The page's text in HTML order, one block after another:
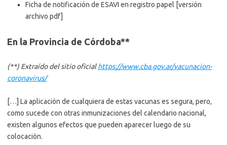
Ficha de notificación de ESAVI en registro papel [versión
archivo pdf]
En la Provincia de Córdoba**
(**) Extraído del sitio oficialhttps://www.cba.gov.ar/vacunacion-
coronavirus/
[…] La aplicación de cualquiera de estas vacunas es segura, pero,
como sucede con otras inmunizaciones del calendario nacional,
existen algunos efectos que pueden aparecer luego de su
colocación.